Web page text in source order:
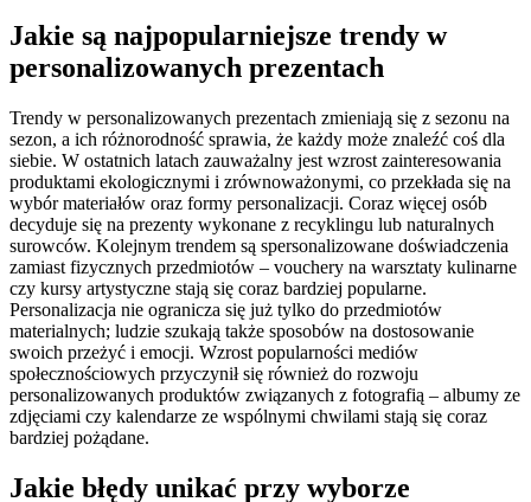
Jakie są najpopularniejsze trendy w
personalizowanych prezentach
Trendy w personalizowanych prezentach zmieniają się z sezonu na
sezon, a ich różnorodność sprawia, że każdy może znaleźć coś dla
siebie. W ostatnich latach zauważalny jest wzrost zainteresowania
produktami ekologicznymi i zrównoważonymi, co przekłada się na
wybór materiałów oraz formy personalizacji. Coraz więcej osób
decyduje się na prezenty wykonane z recyklingu lub naturalnych
surowców. Kolejnym trendem są spersonalizowane doświadczenia
zamiast fizycznych przedmiotów – vouchery na warsztaty kulinarne
czy kursy artystyczne stają się coraz bardziej popularne.
Personalizacja nie ogranicza się już tylko do przedmiotów
materialnych; ludzie szukają także sposobów na dostosowanie
swoich przeżyć i emocji. Wzrost popularności mediów
społecznościowych przyczynił się również do rozwoju
personalizowanych produktów związanych z fotografią – albumy ze
zdjęciami czy kalendarze ze wspólnymi chwilami stają się coraz
bardziej pożądane.
Jakie błędy unikać przy wyborze